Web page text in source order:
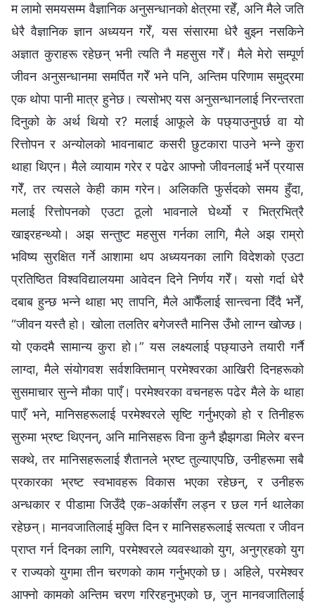
म लामो समयसम्म वैज्ञानिक अनुसन्धानको क्षेत्रमा रहेँ, अनि मैले जति
धेरै वैज्ञानिक ज्ञान अध्ययन गरेँ, यस संसारमा धेरै बुझ्‍न नसकिने
अज्ञात कुराहरू रहेछन् भनी त्यति नै महसुस गरेँ। मैले मेरो सम्पूर्ण
जीवन अनुसन्धानमा समर्पित गरेँ भने पनि, अन्तिम परिणाम समुद्रमा
एक थोपा पानी मात्र हुनेछ। त्यसोभए यस अनुसन्धानलाई निरन्तरता
दिनुको के अर्थ थियो र? मलाई आफूले के पछ्याउनुपर्छ वा यो
रित्तोपन र अन्योलको भावनाबाट कसरी छुटकारा पाउने भन्ने कुरा
थाहा थिएन। मैले व्यायाम गरेर र पढेर आफ्नो जीवनलाई भर्ने प्रयास
गरेँ, तर त्यसले केही काम गरेन। अलिकति फुर्सदको समय हुँदा,
मलाई रित्तोपनको एउटा ठूलो भावनाले घेर्थ्यो र भित्रभित्रै
खाइरहन्थ्यो। अझ सन्तुष्ट महसुस गर्नका लागि, मैले अझ राम्रो
भविष्य सुरक्षित गर्ने आशामा थप अध्ययनका लागि विदेशको एउटा
प्रतिष्ठित विश्वविद्यालयमा आवेदन दिने निर्णय गरेँ। यसो गर्दा धेरै
दबाब हुन्छ भन्ने थाहा भए तापनि, मैले आफैँलाई सान्त्वना दिँदै भनेँ,
“जीवन यस्तै हो। खोला तलतिर बगेजस्तै मानिस उँभो लाग्न खोज्छ।
यो एकदमै सामान्य कुरा हो।” यस लक्ष्यलाई पछ्याउने तयारी गर्नै
लाग्दा, मैले संयोगवश सर्वशक्तिमान्‌ परमेश्‍वरका आखिरी दिनहरूको
सुसमाचार सुन्ने मौका पाएँ। परमेश्‍वरका वचनहरू पढेर मैले के थाहा
पाएँ भने, मानिसहरूलाई परमेश्‍वरले सृष्टि गर्नुभएको हो र तिनीहरू
सुरुमा भ्रष्ट थिएनन्, अनि मानिसहरू विना कुनै झैझगडा मिलेर बस्न
सक्थे, तर मानिसहरूलाई शैतानले भ्रष्ट तुल्याएपछि, उनीहरूमा सबै
प्रकारका भ्रष्ट स्वभावहरू विकास भएका रहेछन्, र उनीहरू
अन्धकार र पीडामा जिउँदै एक-अर्कासँग लड्न र छल गर्न थालेका
रहेछन्। मानवजातिलाई मुक्ति दिन र मानिसहरूलाई सत्यता र जीवन
प्राप्त गर्न दिनका लागि, परमेश्‍वरले व्यवस्थाको युग, अनुग्रहको युग
र राज्यको युगमा तीन चरणको काम गर्नुभएको छ। अहिले, परमेश्‍वर
आफ्नो कामको अन्तिम चरण गरिरहनुभएको छ, जुन मानवजातिलाई